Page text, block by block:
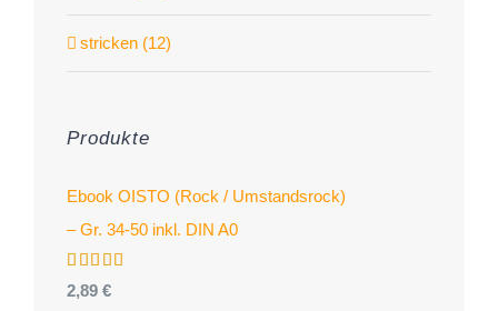
stricken (12)
Produkte
Ebook OISTO (Rock / Umstandsrock)
– Gr. 34-50 inkl. DIN A0
Bewertet
mit4.96
2,89 €